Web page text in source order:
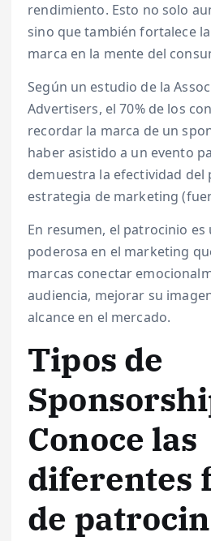
rendimiento. Esto no solo
sino que también fortalece
marca en la mente del
Según un estudio de la
Advertisers, el 70% de los
recordar la marca de un
haber asistido a un evento
demuestra la efectividad del
estrategia de marketing
En resumen, el patrocinio
poderosa en el marketing
marcas conectar
audiencia, mejorar su
alcance en el mercado.
Tipos de
Conoce las
diferentes
de